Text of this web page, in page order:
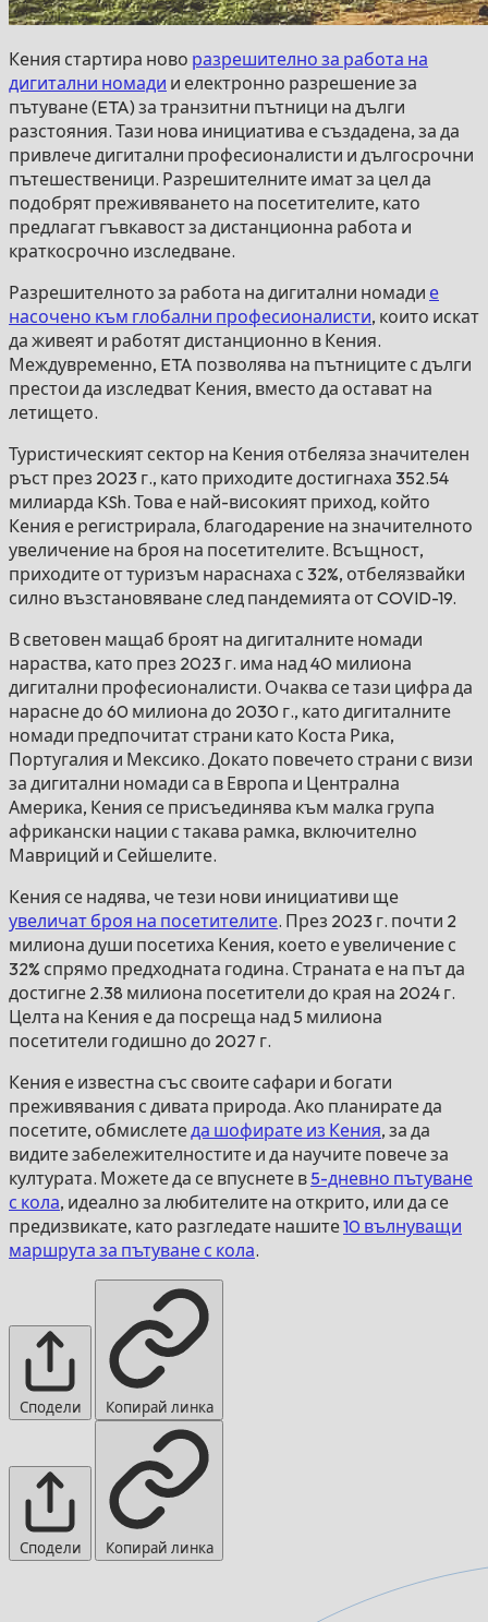
Кения стартира ново разрешително за работа на
дигитални номади и електронно разрешение за
пътуване (ETA) за транзитни пътници на дълги
разстояния. Тази нова инициатива е създадена, за да
привлече дигитални професионалисти и дългосрочни
пътешественици. Разрешителните имат за цел да
подобрят преживяването на посетителите, като
предлагат гъвкавост за дистанционна работа и
краткосрочно изследване.
Разрешителното за работа на дигитални номади е
насочено към глобални професионалисти, които искат
да живеят и работят дистанционно в Кения.
Междувременно, ETA позволява на пътниците с дълги
престои да изследват Кения, вместо да остават на
летището.
Туристическият сектор на Кения отбеляза значителен
ръст през 2023 г., като приходите достигнаха 352.54
милиарда KSh. Това е най-високият приход, който
Кения е регистрирала, благодарение на значителното
увеличение на броя на посетителите. Всъщност,
приходите от туризъм нараснаха с 32%, отбелязвайки
силно възстановяване след пандемията от COVID-19.
В световен мащаб броят на дигиталните номади
нараства, като през 2023 г. има над 40 милиона
дигитални професионалисти. Очаква се тази цифра да
нарасне до 60 милиона до 2030 г., като дигиталните
номади предпочитат страни като Коста Рика,
Португалия и Мексико. Докато повечето страни с визи
за дигитални номади са в Европа и Централна
Америка, Кения се присъединява към малка група
африкански нации с такава рамка, включително
Мавриций и Сейшелите.
Кения се надява, че тези нови инициативи ще
увеличат броя на посетителите. През 2023 г. почти 2
милиона души посетиха Кения, което е увеличение с
32% спрямо предходната година. Страната е на път да
достигне 2.38 милиона посетители до края на 2024 г.
Целта на Кения е да посреща над 5 милиона
посетители годишно до 2027 г.
Кения е известна със своите сафари и богати
преживявания с дивата природа. Ако планирате да
посетите, обмислетеда шофирате из Кения, за да
видите забележителностите и да научите повече за
културата. Можете да се впуснете в 5-дневно пътуване
с кола, идеално за любителите на открито, или да се
предизвикате, като разгледате нашите10 вълнуващи
маршрута за пътуване с кола.
Сподели Копирай линка
Сподели Копирай линка